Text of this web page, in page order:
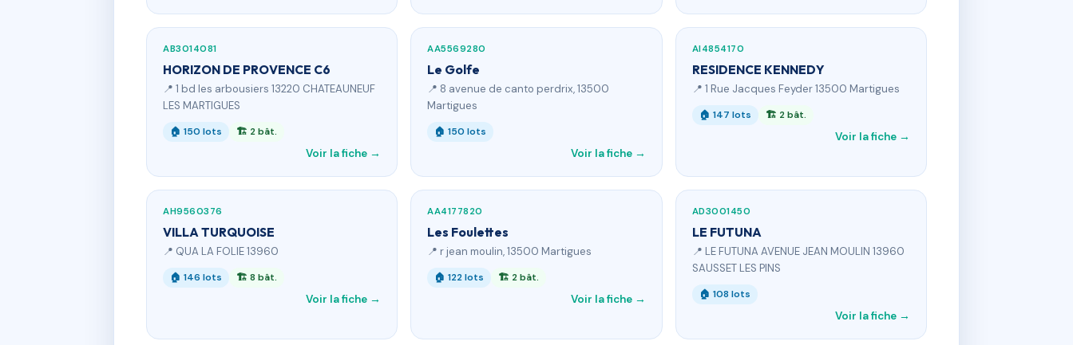
AB3014081
HORIZON DE PROVENCE C6
📍 1 bd les arbousiers 13220 CHATEAUNEUF
LES MARTIGUES
🏠 150 lots 🏗 2 bât.
Voir la fiche →
AA5569280
Le Golfe
📍 8 avenue de canto perdrix, 13500
Martigues
🏠 150 lots
Voir la fiche →
AI4854170
RESIDENCE KENNEDY
📍 1 Rue Jacques Feyder 13500 Martigues
🏠 147 lots 🏗 2 bât.
Voir la fiche →
AH9560376
VILLA TURQUOISE
📍 QUA LA FOLIE 13960
🏠 146 lots 🏗 8 bât.
Voir la fiche →
AA4177820
Les Foulettes
📍 r jean moulin, 13500 Martigues
🏠 122 lots 🏗 2 bât.
Voir la fiche →
AD3001450
LE FUTUNA
📍 LE FUTUNA AVENUE JEAN MOULIN 13960
SAUSSET LES PINS
🏠 108 lots
Voir la fiche →